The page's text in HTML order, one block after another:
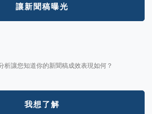
讓新聞稿曝光
析讓您知道你的新聞稿成效表現如何？
我想了解